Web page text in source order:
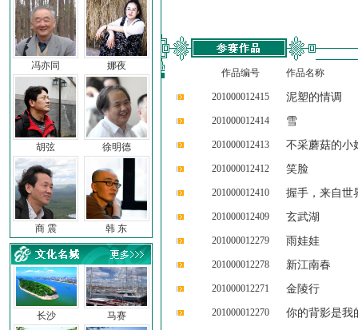
冯亦同 娜夜
胡弦 徐明德
商 震 韩 东
长沙 马赛
作品编号 作品名称
201000012415 泥塑的情调
201000012414 雪
201000012413 不采蘑菇的小
201000012412 笑脸
201000012410 握手，来自世
201000012409 玄武湖
201000012279 雨娃娃
201000012278 新江南春
201000012271 金陵行
201000012270 你的背影是我